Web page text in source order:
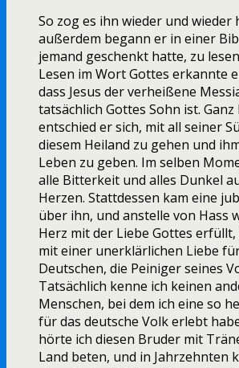
So zog es ihn wieder und wieder
außerdem begann er in einer
jemand geschenkt hatte, zu
Lesen im Wort Gottes erkannte
dass Jesus der verheißene
tatsächlich Gottes Sohn ist.
entschied er sich, mit all seiner
diesem Heiland zu gehen und
Leben zu geben. Im selben
alle Bitterkeit und alles Dunkel
Herzen. Stattdessen kam eine
über ihn, und anstelle von Hass
Herz mit der Liebe Gottes
mit einer unerklärlichen Liebe
Deutschen, die Peiniger seines
Tatsächlich kenne ich keinen
Menschen, bei dem ich eine so
für das deutsche Volk erlebt
hörte ich diesen Bruder mit
Land beten, und in Jahrzehnten